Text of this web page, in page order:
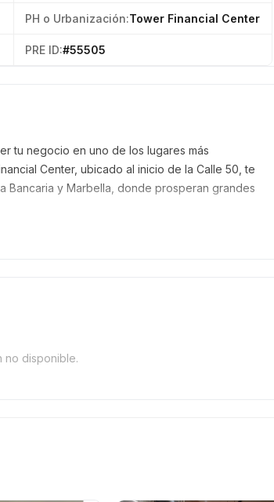
PH o Urbanización:Tower Financial Center
PRE ID:#55505
tu negocio en uno de los lugares más
Center, ubicado al inicio de la Calle 50, te
Bancaria y Marbella, donde prosperan grandes
no disponible.